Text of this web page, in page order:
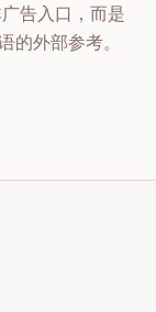
告入口，而是
外部参考。